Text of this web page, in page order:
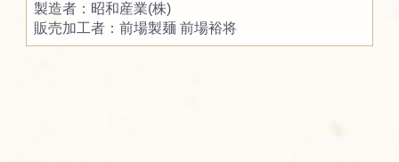
製造者：昭和産業(株)
販売加工者：前場製麺 前場裕将